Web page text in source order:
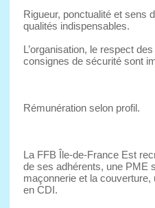
Rigueur, ponctualité et sens
qualités indispensables.
L’organisation, le respect
consignes de sécurité sont
Rémunération selon profil.
La FFB Île-de-France Est
de ses adhérents, une PME
maçonnerie et la
en CDI.